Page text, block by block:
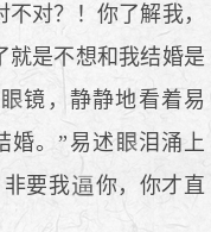
对？！你了解我，
就是不想和我结婚是
镜，静静地看着易
婚。”易述
泪涌上
要我
你，你才直